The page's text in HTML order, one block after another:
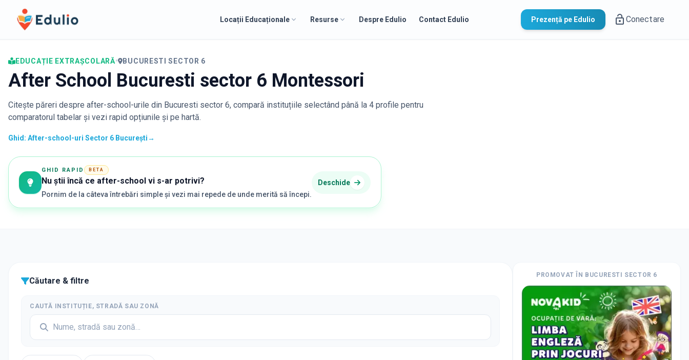
Edulio
Locații Educaționale Resurse Despre Edulio Contact Edulio Prezență pe Edulio Conectare
EDUCAȚIE EXTRAȘCOLARĂ• BUCURESTI SECTOR 6
After School Bucuresti sector 6 Montessori
Citește păreri despre after-school-urile din Bucuresti sector 6, compară instituțiile selectând până la 4 profile pentru
comparatorul tabelar și vezi rapid opțiunile și pe hartă.
Ghid: After-school-uri Sector 6 București→
GHID RAPID BETA
Nu știi încă ce after-school vi s-ar potrivi?
Pornim de la câteva întrebări simple și vezi mai repede de unde merită să începi.
Deschide
Căutare & filtre
CAUTĂ INSTITUȚIE, STRADĂ SAU ZONĂ
PROMOVAT ÎN BUCURESTI SECTOR 6